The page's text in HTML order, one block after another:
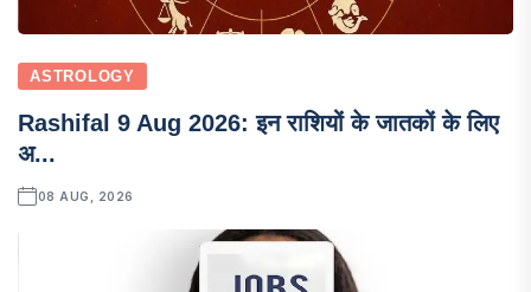
ASTROLOGY
Rashifal 9 Aug 2026: इन राशियों के जातकों के लिए
अ...
08 AUG, 2026